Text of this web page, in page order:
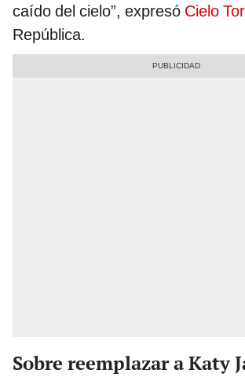
caído del cielo”, expresó Cielo
República.
Sobre reemplazar a Katy